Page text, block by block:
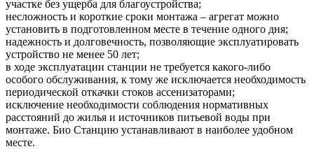
участке без ущерба для благоустройства;
несложность и короткие сроки монтажа – агрегат можно
установить в подготовленном месте в течение одного дня;
надежность и долговечность, позволяющие эксплуатировать
устройство не менее 50 лет;
в ходе эксплуатации станции не требуется какого-либо
особого обслуживания, к тому же исключается необходимость
периодической откачки стоков ассенизаторами;
исключение необходимости соблюдения нормативных
расстояний до жилья и источников питьевой воды при
монтаже. Био Станцию устанавливают в наиболее удобном
месте.